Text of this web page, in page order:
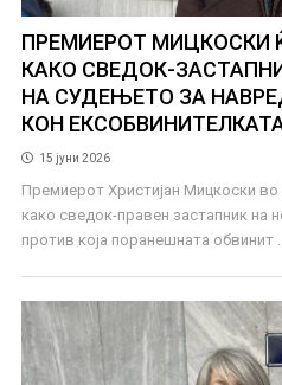
ПРЕМИЕРОТ МИЦКОСКИ
КАКО СВЕДОК-
НА СУДЕЊЕТО ЗА
КОН
15 јуни 2026
Премиерот Христијан Мицкоски
како сведок-правен застапник на
против која поранешната обвинит ...